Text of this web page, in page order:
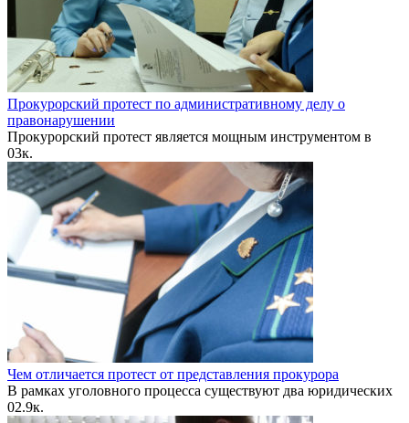
Прокурорский протест по административному делу о
правонарушении
Прокурорский протест является мощным инструментом в
03к.
Чем отличается протест от представления прокурора
В рамках уголовного процесса существуют два юридических
02.9к.